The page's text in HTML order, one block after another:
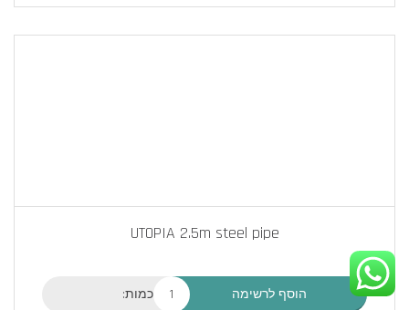
UTOPIA 2.5m steel pipe
כמות: הוסף לרשימה